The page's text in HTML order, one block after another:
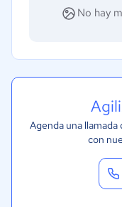
No hay
Agenda una llamada
con